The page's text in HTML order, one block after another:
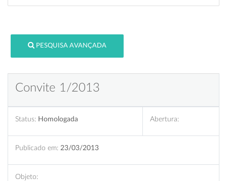
PESQUISA AVANÇADA
Convite 1/2013
Status: Homologada Abertura:
Publicado em: 23/03/2013
Objeto: